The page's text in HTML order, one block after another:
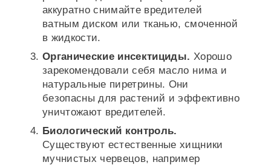
аккуратно снимайте вредителей
ватным диском или тканью, смоченной
в жидкости.
Органические инсектициды. Хорошо
зарекомендовали себя масло нима и
натуральные пиретрины. Они
безопасны для растений и эффективно
уничтожают вредителей.
Биологический контроль.
Существуют естественные хищники
мучнистых червецов, например